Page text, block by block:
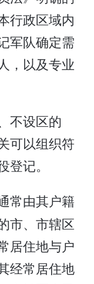
行政区域内
军队确定需
，以及专业
不设区的
可以组织符
记。
常由其户籍
市、市辖区
居住地与户
经常居住地